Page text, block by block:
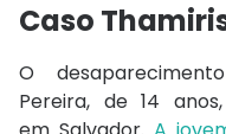
Caso
O
Pereira, de 14